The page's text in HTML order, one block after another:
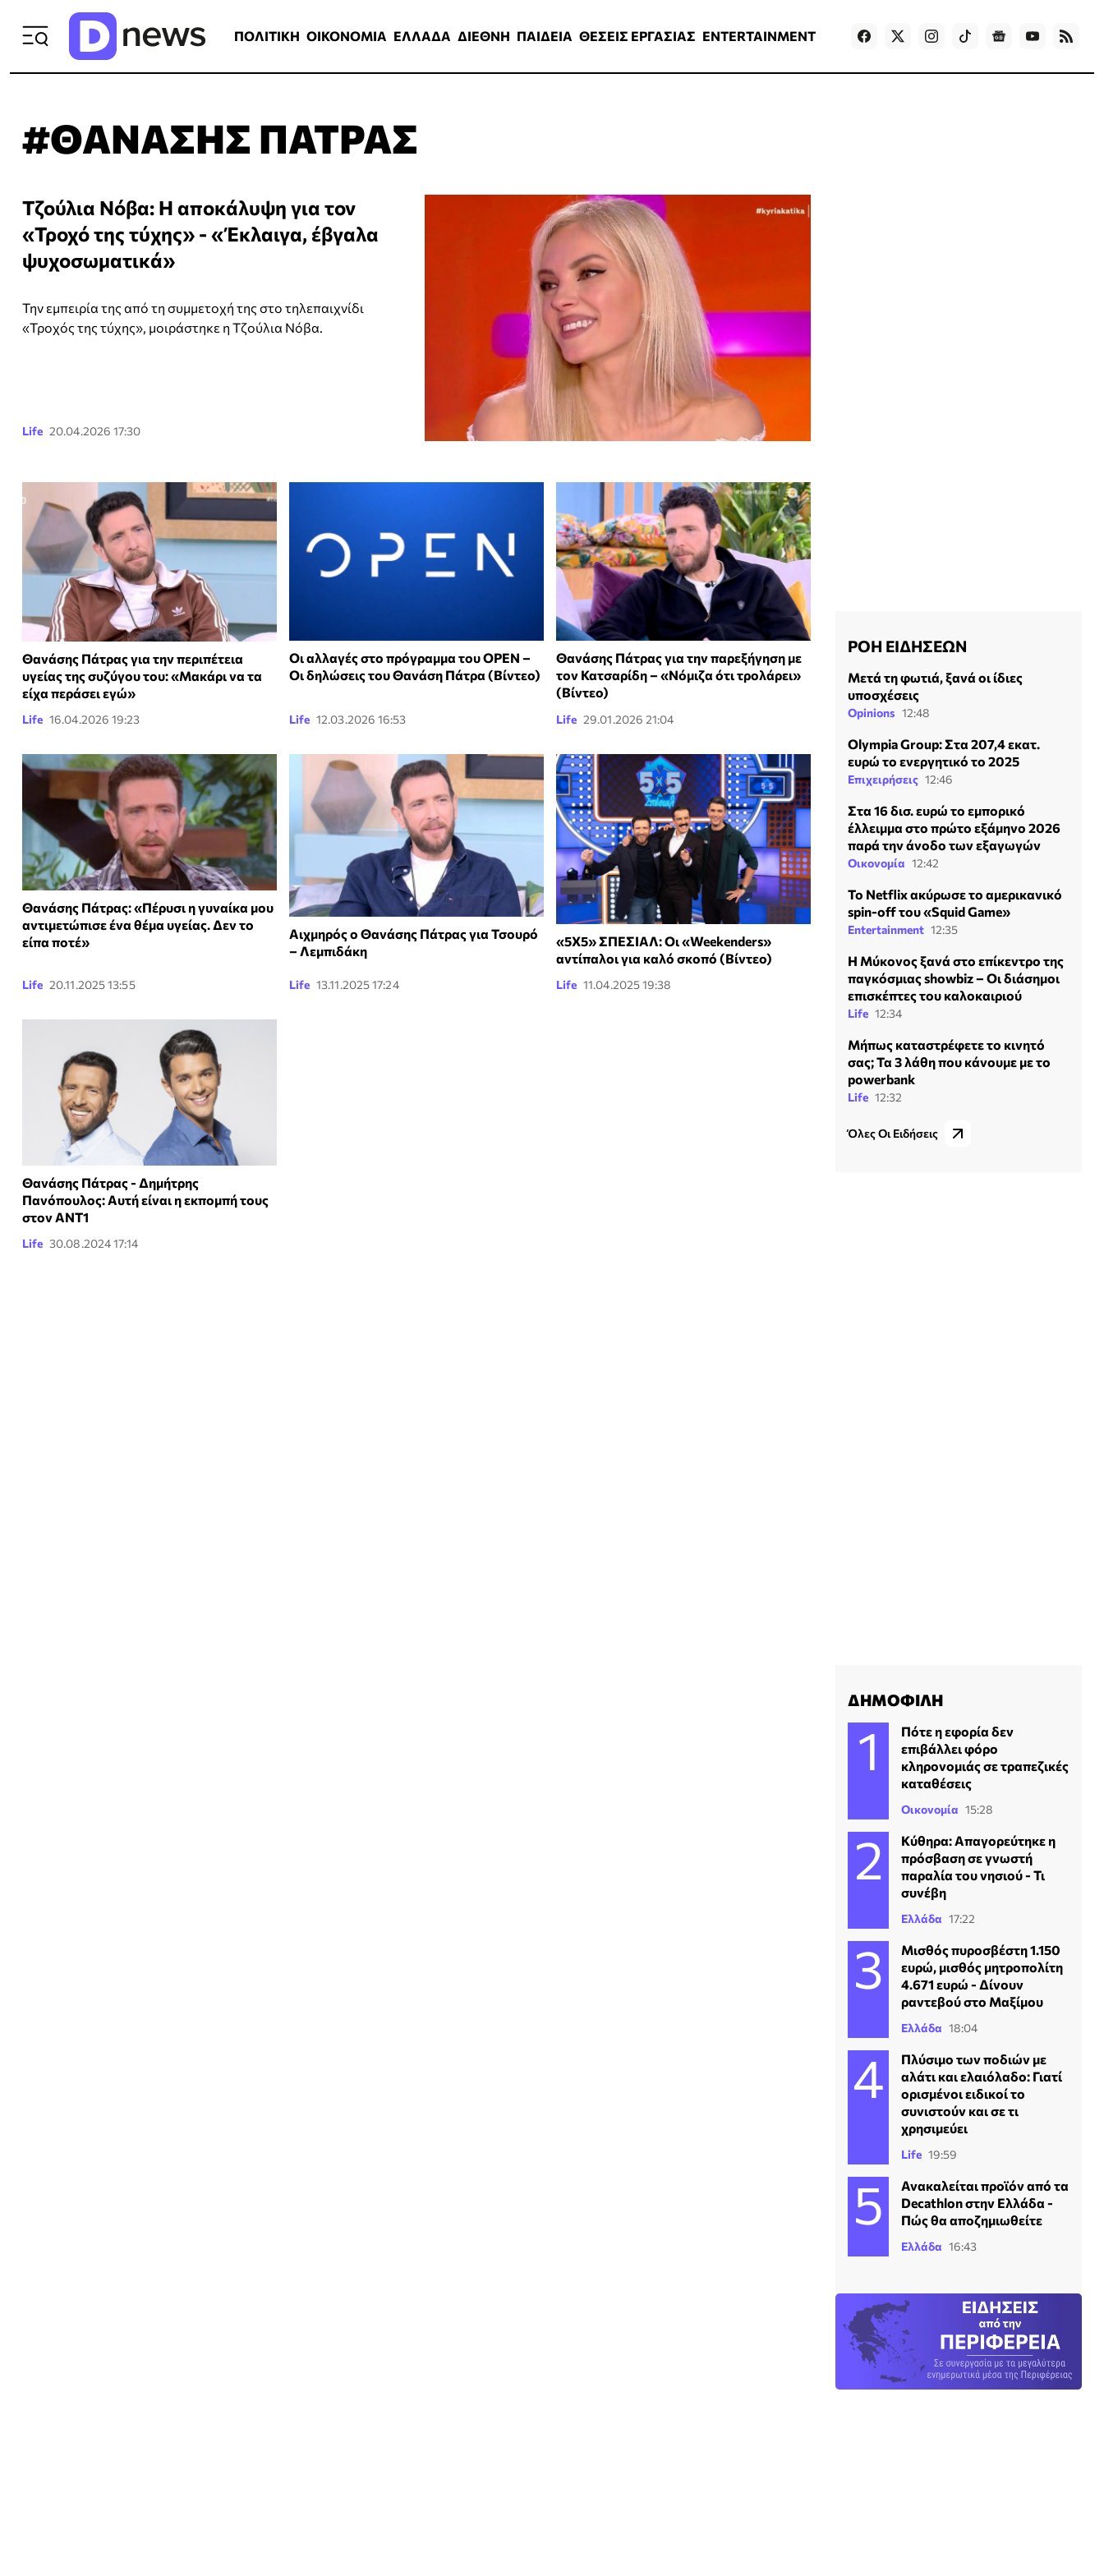
ΠΟΛΙΤΙΚΗ ΟΙΚΟΝΟΜΙΑ ΕΛΛΑΔΑ ΔΙΕΘΝΗ ΠΑΙΔΕΙΑ ΘΕΣΕΙΣ ΕΡΓΑΣΙΑΣ ENTERTAINMENT Games
#ΘΑΝΑΣΗΣ ΠΑΤΡΑΣ
Τζούλια Νόβα: Η αποκάλυψη για τον
«Τροχό της τύχης» - «Έκλαιγα, έβγαλα
ψυχοσωματικά»
Την εμπειρία της από τη συμμετοχή της στο τηλεπαιχνίδι
«Τροχός της τύχης», μοιράστηκε η Τζούλια Νόβα.
Life 20.04.2026 17:30
Θανάσης Πάτρας για την περιπέτεια
υγείας της συζύγου του: «Μακάρι να τα
είχα περάσει εγώ»
Life 16.04.2026 19:23
Οι αλλαγές στο πρόγραμμα του ΟΡΕΝ –
Οι δηλώσεις του Θανάση Πάτρα (Βίντεο)
Life 12.03.2026 16:53
Θανάσης Πάτρας για την παρεξήγηση με
τον Κατσαρίδη – «Νόμιζα ότι τρολάρει»
(Βίντεο)
Life 29.01.2026 21:04
Θανάσης Πάτρας: «Πέρυσι η γυναίκα μου
αντιμετώπισε ένα θέμα υγείας. Δεν το
είπα ποτέ»
Life 20.11.2025 13:55
Αιχμηρός ο Θανάσης Πάτρας για Τσουρό
– Λεμπιδάκη
Life 13.11.2025 17:24
«5X5» ΣΠΕΣΙΑΛ: Οι «Weekenders»
αντίπαλοι για καλό σκοπό (Βίντεο)
Life 11.04.2025 19:38
Θανάσης Πάτρας - Δημήτρης
Πανόπουλος: Αυτή είναι η εκπομπή τους
στον ΑΝΤ1
Life 30.08.2024 17:14
ΡΟΗ ΕΙΔΗΣΕΩΝ
Μετά τη φωτιά, ξανά οι ίδιες
υποσχέσεις
Opinions 12:48
Olympia Group: Στα 207,4 εκατ.
ευρώ το ενεργητικό το 2025
Επιχειρήσεις 12:46
Στα 16 δισ. ευρώ το εμπορικό
έλλειμμα στο πρώτο εξάμηνο 2026
παρά την άνοδο των εξαγωγών
Οικονομία 12:42
Το Netflix ακύρωσε το αμερικανικό
spin-off του «Squid Game»
Entertainment 12:35
Η Μύκονος ξανά στο επίκεντρο της
παγκόσμιας showbiz – Οι διάσημοι
επισκέπτες του καλοκαιριού
Life 12:34
Μήπως καταστρέφετε το κινητό
σας; Τα 3 λάθη που κάνουμε με το
powerbank
Life 12:32
Όλες Οι Ειδήσεις
ΔΗΜΟΦΙΛΗ
Πότε η εφορία δεν
επιβάλλει φόρο
κληρονομιάς σε τραπεζικές
καταθέσεις
Οικονομία 15:28
Κύθηρα: Απαγορεύτηκε η
πρόσβαση σε γνωστή
παραλία του νησιού - Τι
συνέβη
Ελλάδα 17:22
Μισθός πυροσβέστη 1.150
ευρώ, μισθός μητροπολίτη
4.671 ευρώ - Δίνουν
ραντεβού στο Μαξίμου
Ελλάδα 18:04
Πλύσιμο των ποδιών με
αλάτι και ελαιόλαδο: Γιατί
ορισμένοι ειδικοί το
συνιστούν και σε τι
χρησιμεύει
Life 19:59
Ανακαλείται προϊόν από τα
Decathlon στην Ελλάδα -
Πώς θα αποζημιωθείτε
Ελλάδα 16:43